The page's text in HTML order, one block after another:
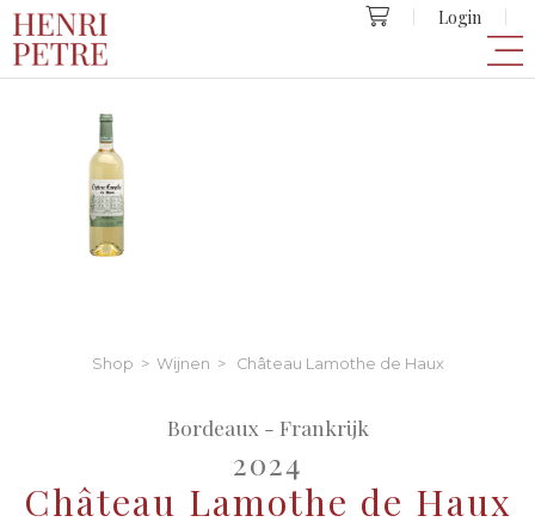
Login
Shop > Wijnen > Château Lamothe de Haux
Bordeaux - Frankrijk
2024
Château Lamothe de Haux